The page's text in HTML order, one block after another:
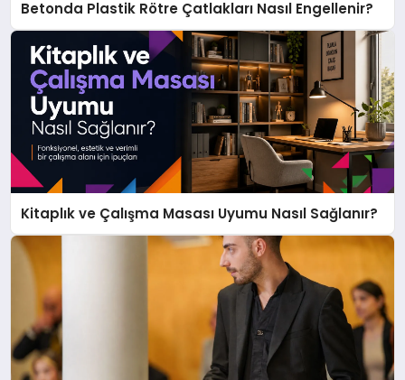
Betonda Plastik Rötre Çatlakları Nasıl Engellenir?
Kitaplık ve Çalışma Masası Uyumu Nasıl Sağlanır?